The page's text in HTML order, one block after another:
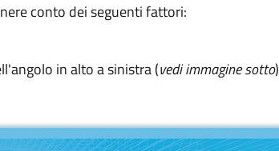
conto dei seguenti fattori:
in alto a sinistra (vedi immagine sotto)